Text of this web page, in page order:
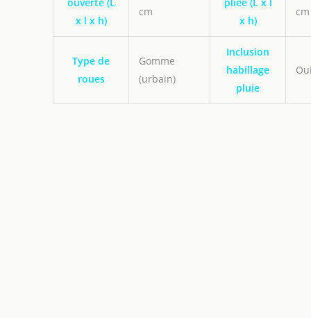
x l x h)
cm
x h)
cm
Type de
roues
Gomme
(urbain)
Inclusion
habillage
pluie